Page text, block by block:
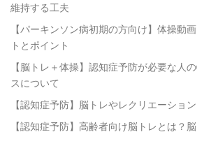
維持する工夫
【パーキンソン病初期の方向け】体操動
トとポイント
【脳トレ＋体操】認知症予防が必要な人
スについて
【認知症予防】脳トレやレクリエーショ
【認知症予防】高齢者向け脳トレとは？